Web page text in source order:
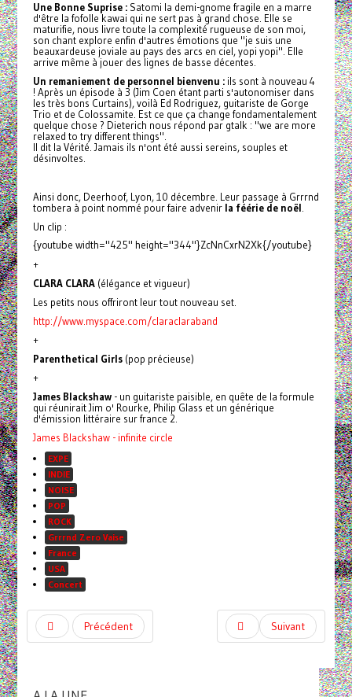
Une Bonne Suprise :Satomi la demi-gnome fragile en a marre
d'être la fofolle kawai qui ne sert pas à grand chose. Elle se
maturifie, nous livre toute la complexité rugueuse de son moi,
son chant explore enfin d'autres émotions que "je suis une
beauxardeuse joviale au pays des arcs en ciel, yopi yopi". Elle
arrive même à jouer des lignes de basse décentes.
Un remaniement de personnel bienvenu :ils sont à nouveau 4
! Après un épisode à 3 (Jim Coen étant parti s'autonomiser dans
les très bons Curtains), voilà Ed Rodriguez, guitariste de Gorge
Trio et de Colossamite. Est ce que ça change fondamentalement
quelque chose ? Dieterich nous répond par gtalk : "we are more
relaxed to try different things".
Il dit la Vérité. Jamais ils n'ont été aussi sereins, souples et
désinvoltes.
Ainsi donc, Deerhoof, Lyon, 10 décembre. Leur passage à Grrrnd
tombera à point nommé pour faire advenir la féérie de noël
Un clip :
{youtube width="425" height="344"}ZcNnCxrN2Xk{/youtube}
+
CLARA CLARA (élégance et vigueur)
Les petits nous offriront leur tout nouveau set.
http://www.myspace.com/claraclaraband
+
Parenthetical Girls(pop précieuse)
+
James Blackshaw- un guitariste paisible, en quête de la formule
qui réunirait Jim o' Rourke, Philip Glass et un générique
d'émission littéraire sur france 2.
James Blackshaw - infinite circle
EXPE
INDIE
NOISE
POP
ROCK
Grrrnd Zero Vaise
France
USA
Concert
Précédent Suivant